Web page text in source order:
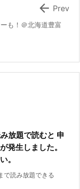
も！＠北海道豊富
 Prev
放題で読むと 申
発生しました。
。
で読み放題できる